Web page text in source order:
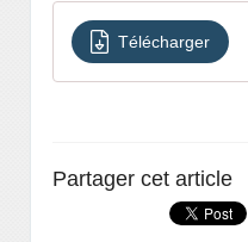
Télécharger
Partager cet article